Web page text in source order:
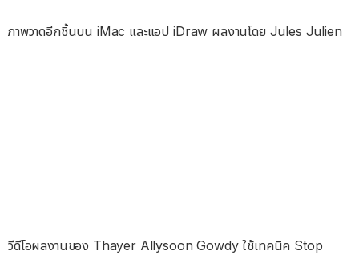
ภาพวาดอีกชิ้นบน iMac และแอป iDraw ผลงานโดย Jules Julien
วีดีโอผลงานของ Thayer Allysoon Gowdy ใช้เทคนิค Stop